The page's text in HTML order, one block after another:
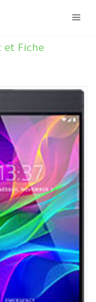
et Fiche